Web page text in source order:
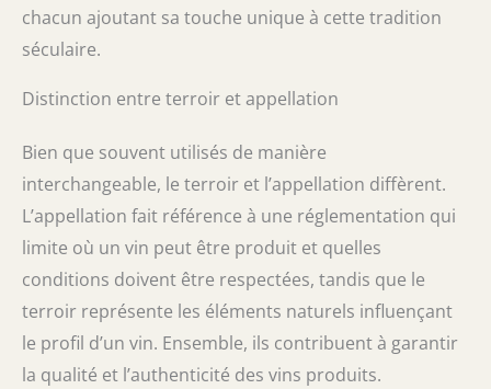
chacun ajoutant sa touche unique à cette tradition
séculaire.
Distinction entre terroir et appellation
Bien que souvent utilisés de manière
interchangeable, le terroir et l’appellation diffèrent.
L’appellation fait référence à une réglementation qui
limite où un vin peut être produit et quelles
conditions doivent être respectées, tandis que le
terroir représente les éléments naturels influençant
le profil d’un vin. Ensemble, ils contribuent à garantir
la qualité et l’authenticité des vins produits.